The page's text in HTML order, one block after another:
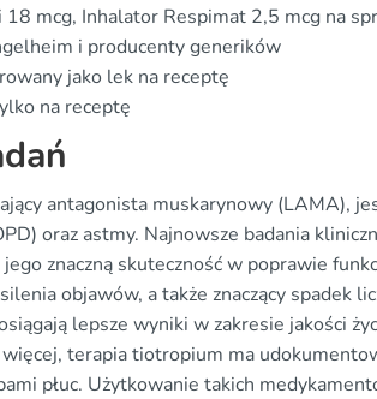
18 mcg, Inhalator Respimat 2,5 mcg na
i producenty generików
jako lek na receptę
na receptę
antagonista muskarynowy (LAMA),
oraz astmy. Najnowsze badania
znaczną skuteczność w poprawie
objawów, a także znaczący spadek
lepsze wyniki w zakresie jakości
terapia tiotropium ma
płuc. Użytkowanie takich